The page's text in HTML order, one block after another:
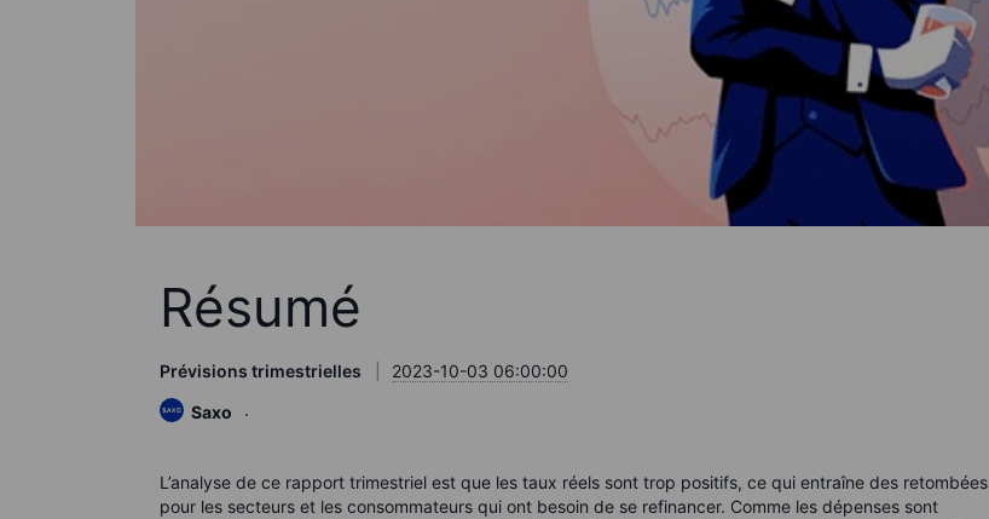
Résumé
Prévisions trimestrielles
2023-10-03 06:00:00
Saxo
L’analyse de ce rapport trimestriel est que les taux réels sont trop positifs, ce qui entraîne des retombées
pour les secteurs et les consommateurs qui ont besoin de se refinancer. Comme les dépenses sont